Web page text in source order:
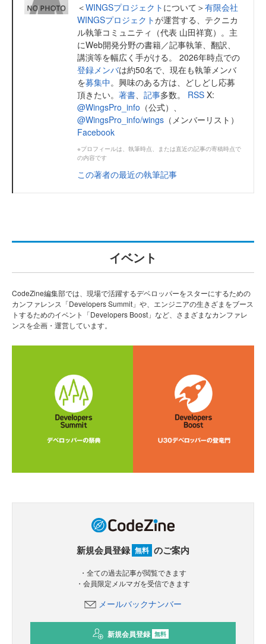
＜WINGSプロジェクト について＞有限会社
WINGSプロジェクトが運営する、テクニカ
ル執筆コミュニティ（代表 山田祥寛）。主
にWeb開発分野の書籍／記事執筆、翻訳、
講演等を幅広く手がける。 2026年時点での
登録メンバは約50名で、現在も執筆メンバ
を募集中。興味のある方は、どしどし応募
頂きたい。 著書 記事多数。 RSS X:
@WingsPro_info （公式）、
@WingsPro_info/wings （メンバーリスト）
Facebook
※プロフィールは、執筆時点、または直近の記事の寄稿時点で
の内容です
この著者の最近の執筆記事
イベント
CodeZine編集部では、現場で活躍するデベロッパーをスターにするための
カンファレンス「Developers Summit」や、エンジニアの生きざまをブース
トするためのイベント「Developers Boost」など、さまざまなカンファレ
ンスを企画・運営しています。
新規会員登録 無料 のご案内
・全ての過去記事が閲覧できます
・会員限定メルマガを受信できます
メールバックナンバー
新規会員登録 無料